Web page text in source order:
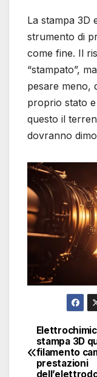
La stampa 3D
strumento di
come fine. Il
“stampato”,
pesare meno,
proprio stato
questo il
dovranno
articoli
stampa 3D
filamento
prestazioni